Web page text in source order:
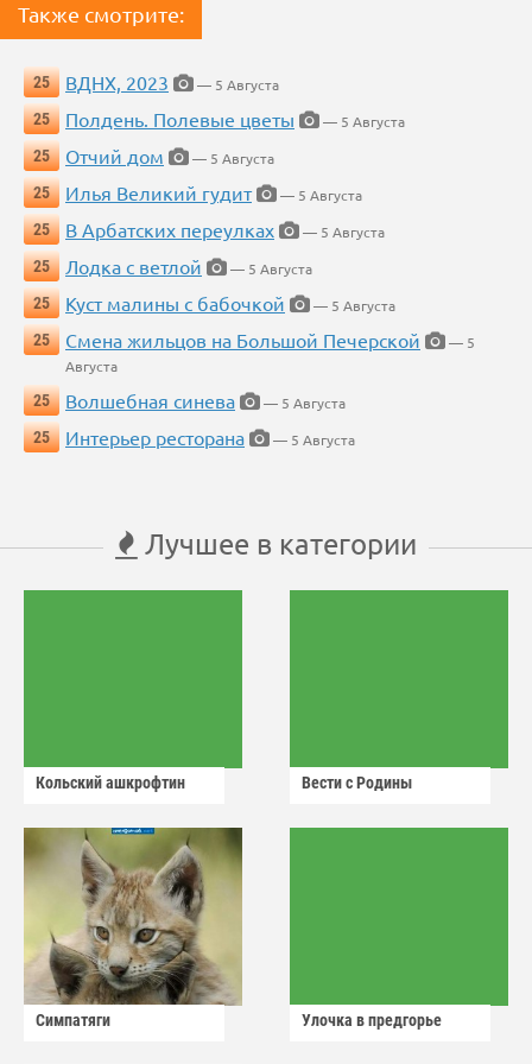
Также смотрите:
25 ВДНХ, 2023
— 5 Августа
25
Полдень. Полевые цветы
— 5 Августа
25
Отчий дом
— 5 Августа
25
Илья Великий гудит
— 5 Августа
25
В Арбатских переулках
— 5 Августа
25
Лодка с ветлой
— 5 Августа
25
Куст малины с бабочкой
— 5 Августа
25
Смена жильцов на Большой Печерской
— 5
Августа
25
Волшебная синева
— 5 Августа
25
Интерьер ресторана — 5 Августа
Лучшее в категории
Кольский ашкрофтин Вести с Родины
Симпатяги Улочка в предгорье